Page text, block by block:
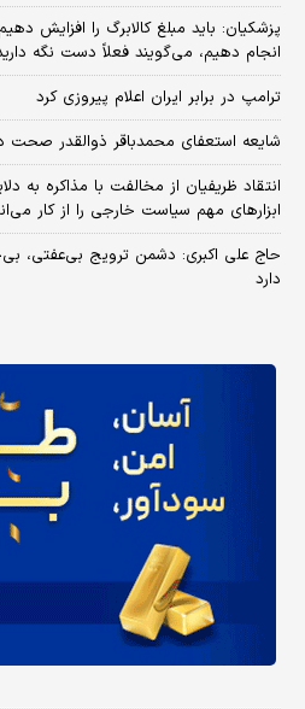
پزشکیان: باید مبلغ کالابرگ را افزایش
انجام دهیم، می‌گویند فعلاً دست نگه
ترامپ در برابر ایران اعلام پیروزی کرد
شایعه استعفای محمدباقر ذوالقدر صحت
انتقاد ظریفیان از مخالفت با مذاکره به
ابزارهای مهم سیاست خارجی را از کار
حاج علی اکبری: دشمن ترویج بی‌عفتی،
دارد